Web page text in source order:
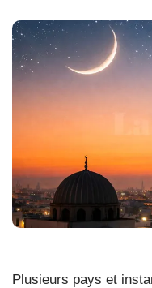
Plusieurs pays et